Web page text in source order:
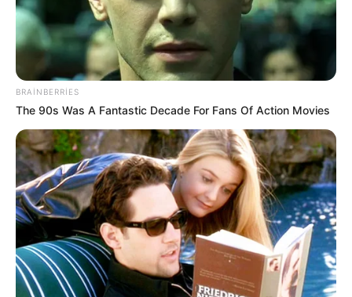
182 0
17:13 / 13 İyul 2026 CƏMİYYƏT
FHN silsilə maarifləndirmə tədbirləri
keçirib
BRAINBERRIES
The 90s Was A Fantastic Decade For Fans Of Action Movies